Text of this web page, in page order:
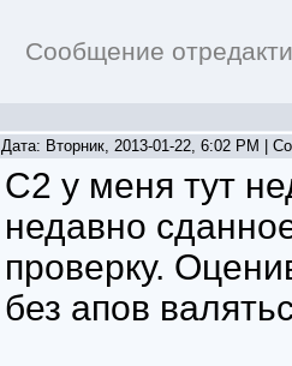
Сообщение
Дата: Вторник, 2013-01-22, 6:02 PM |
С2 у меня тут
недавно
проверку.
без апов